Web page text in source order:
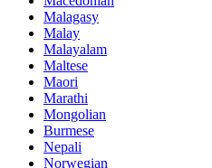
Malagasy
Malay
Malayalam
Maltese
Maori
Marathi
Mongolian
Burmese
Nepali
Norwegian